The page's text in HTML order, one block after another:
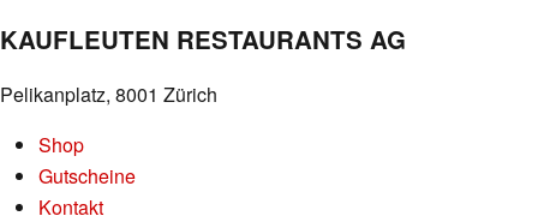
KAUFLEUTEN RESTAURANTS AG
Pelikanplatz, 8001 Zürich
Shop
Gutscheine
Kontakt